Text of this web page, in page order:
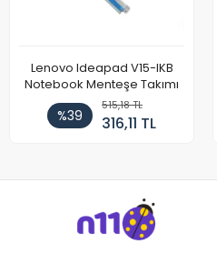
Lenovo Ideapad V15-IKB
Notebook Menteşe Takımı
%39
515,18 TL
316,11 TL